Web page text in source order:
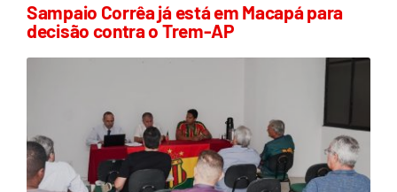
Sampaio Corrêa já está em Macapá para
decisão contra o Trem-AP